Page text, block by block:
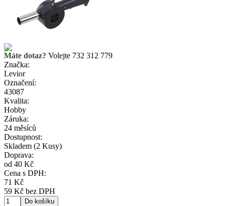
Máte dotaz? Volejte 732 312 779
Značka:
Levior
Označení:
43087
Kvalita:
Hobby
Záruka:
24 měsíců
Dostupnost:
Skladem (2 Kusy)
Doprava:
od 40 Kč
Cena s DPH:
71 Kč
59 Kč bez DPH